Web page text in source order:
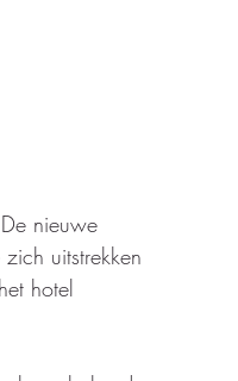
nieuwe
uitstrekken
hotel